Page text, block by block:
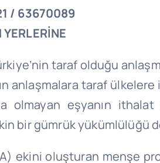
/ 63670089
taraf olduğu
anlaşmalara taraf
olmayan eşyanın
bir gümrük yükümlülüğü
ekini oluşturan menşe